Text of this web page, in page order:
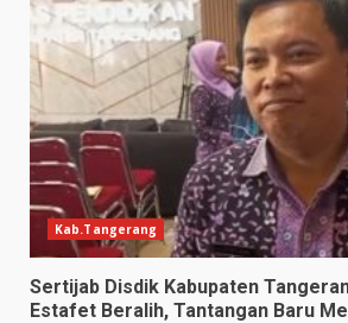
Kab.Tangerang
Sertijab Disdik Kabupaten
Estafet Beralih, Tantangan Baru